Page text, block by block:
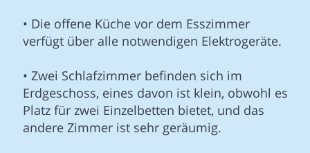
• Die offene Küche vor dem Esszimmer
verfügt über alle notwendigen Elektrogeräte.
• Zwei Schlafzimmer befinden sich im
Erdgeschoss, eines davon ist klein, obwohl es
Platz für zwei Einzelbetten bietet, und das
andere Zimmer ist sehr geräumig.